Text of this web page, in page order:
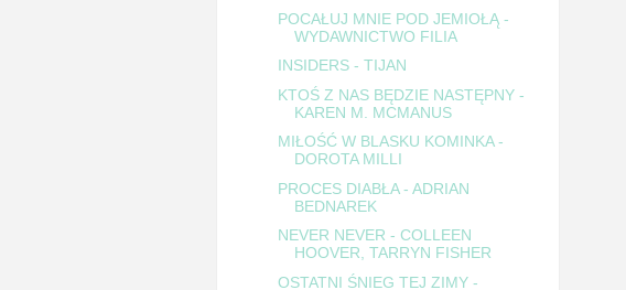
POCAŁUJ MNIE POD JEMIOŁĄ -
WYDAWNICTWO FILIA
INSIDERS - TIJAN
KTOŚ Z NAS BĘDZIE NASTĘPNY -
KAREN M. MCMANUS
MIŁOŚĆ W BLASKU KOMINKA -
DOROTA MILLI
PROCES DIABŁA - ADRIAN
BEDNAREK
NEVER NEVER - COLLEEN
HOOVER, TARRYN FISHER
OSTATNI ŚNIEG TEJ ZIMY -